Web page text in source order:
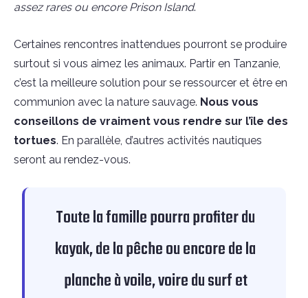
assez rares ou encore Prison Island.
Certaines rencontres inattendues pourront se produire
surtout si vous aimez les animaux. Partir en Tanzanie,
c’est la meilleure solution pour se ressourcer et être en
communion avec la nature sauvage. Nous vous
conseillons de vraiment vous rendre sur l’île des
tortues. En parallèle, d’autres activités nautiques
seront au rendez-vous.
Toute la famille pourra profiter du
kayak, de la pêche ou encore de la
planche à voile, voire du surf et